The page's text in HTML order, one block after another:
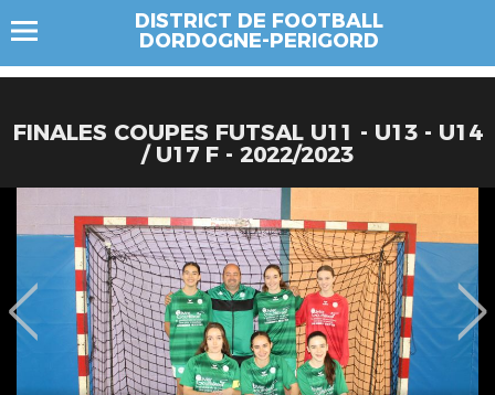
DISTRICT DE FOOTBALL
DORDOGNE-PERIGORD
FINALES COUPES FUTSAL U11 - U13 - U14
/ U17 F - 2022/2023